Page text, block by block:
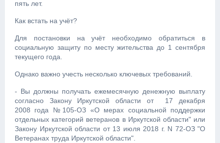
пять лет.
Как встать на учёт?
Для постановки на учёт необходимо обратиться в
социальную защиту по месту жительства до 1 сентября
текущего года.
Однако важно учесть несколько ключевых требований.
- Вы должны получать ежемесячную денежную выплату
согласно Закону Иркутской области от 17 декабря
2008 года №105-ОЗ «О мерах социальной поддержки
отдельных категорий ветеранов в Иркутской области" или
Закону Иркутской области от 13 июля 2018 г. N 72-ОЗ "О
Ветеранах труда Иркутской области".